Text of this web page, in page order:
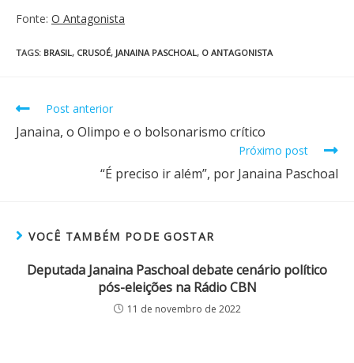
Fonte: O Antagonista
TAGS: BRASIL, CRUSOÉ, JANAINA PASCHOAL, O ANTAGONISTA
Post anterior
Janaina, o Olimpo e o bolsonarismo crítico
Próximo post
“É preciso ir além”, por Janaina Paschoal
VOCÊ TAMBÉM PODE GOSTAR
Deputada Janaina Paschoal debate cenário político
pós-eleições na Rádio CBN
11 de novembro de 2022